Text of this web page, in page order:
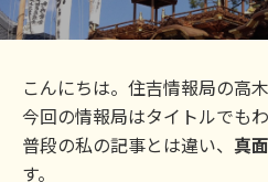
こんにちは。住吉情報局の高木
今回の情報局はタイトルでも
普段の私の記事とは違い、 真
す。